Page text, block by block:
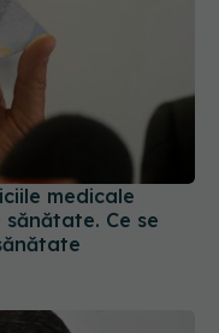
Ce se